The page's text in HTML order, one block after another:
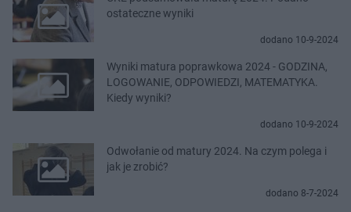
ostateczne wyniki
dodano 10-9-2024
Wyniki matura poprawkowa 2024 - GODZINA,
LOGOWANIE, ODPOWIEDZI, MATEMATYKA.
Kiedy wyniki?
dodano 10-9-2024
Odwołanie od matury 2024. Na czym polega i
jak je zrobić?
dodano 8-7-2024